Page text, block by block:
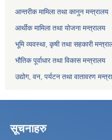
आन्तरीक मामिला तथा कानुन मन्त्रालय
आर्थीक मामिला तथा योजना मन्त्रालय
भूमि व्यवस्था, कृषी तथा सहकारी
भौतिक पूर्वाधार तथा विकास मन्त्रालय
उद्योग, वन, पर्यटन तथा वातावरण
सूचनाहरु